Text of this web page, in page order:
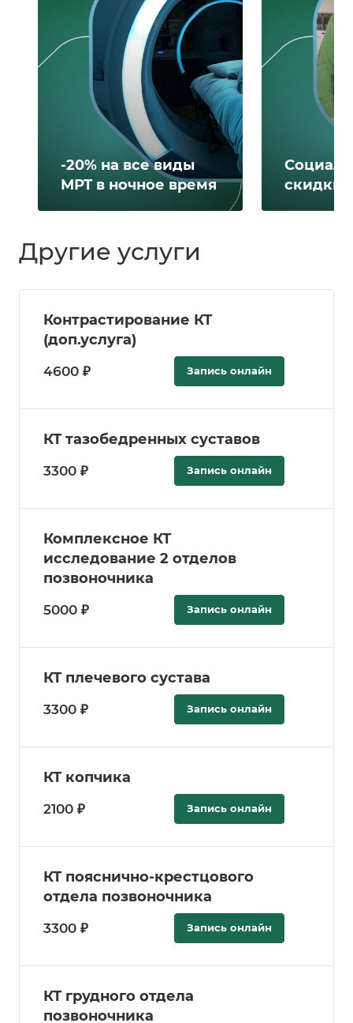
-20% на все виды
МРТ в ночное время
скидки
Другие услуги
Контрастирование КТ
(доп.услуга)
4600 ₽ Запись онлайн
КТ тазобедренных суставов
3300 ₽ Запись онлайн
Комплексное КТ
исследование 2 отделов
позвоночника
5000 ₽ Запись онлайн
КТ плечевого сустава
3300 ₽ Запись онлайн
КТ копчика
2100 ₽ Запись онлайн
КТ пояснично-крестцового
отдела позвоночника
3300 ₽ Запись онлайн
КТ грудного отдела
позвоночника